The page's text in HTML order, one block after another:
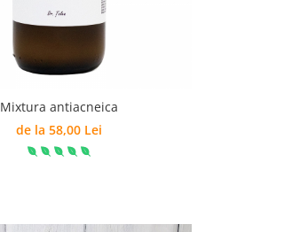
Mixtura antiacneica
de la 58,00 Lei